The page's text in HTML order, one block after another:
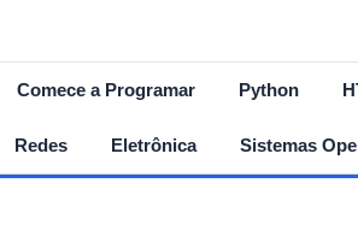
Comece a Programar Python
Redes Eletrônica Sistemas